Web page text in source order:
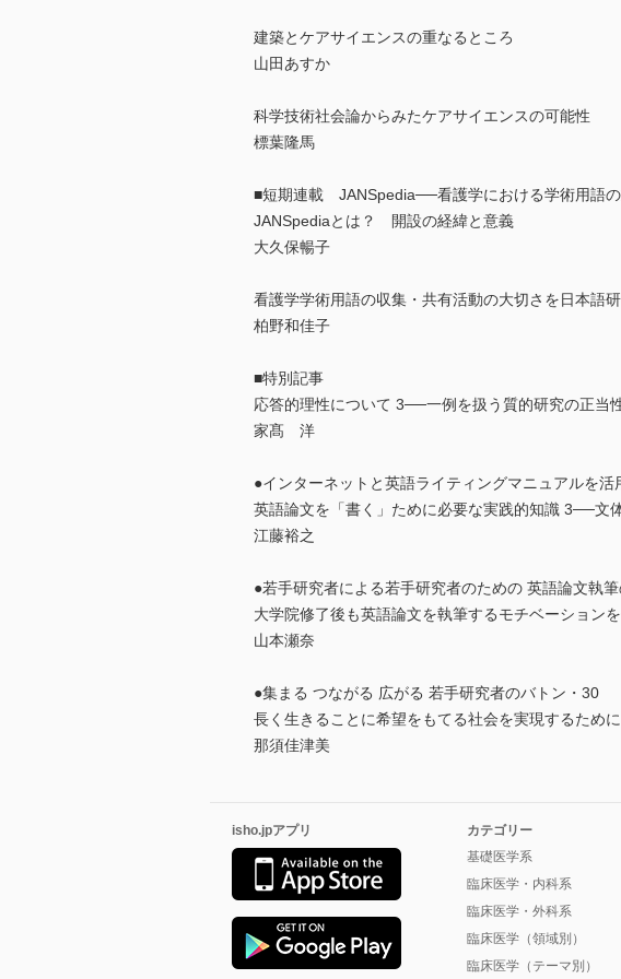
建築とケアサイエンスの重なるところ
山田あすか
科学技術社会論からみたケアサイエンスの可能性
標葉隆馬
■短期連載 JANSpedia──看護学における学術用語
JANSpediaとは？ 開設の経緯と意義
大久保暢子
看護学学術用語の収集・共有活動の大切さを日本語
柏野和佳子
■特別記事
応答的理性について 3──一例を扱う質的研究の正当
家髙 洋
●インターネットと英語ライティングマニュアルを
英語論文を「書く」ために必要な実践的知識 3──文
江藤裕之
●若手研究者による若手研究者のための 英語論文執
大学院修了後も英語論文を執筆するモチベーション
山本瀬奈
●集まる つながる 広がる 若手研究者のバトン・30
長く生きることに希望をもてる社会を実現するために
那須佳津美
isho.jpアプリ
カテゴリー
基礎医学系
臨床医学・内科系
臨床医学・外科系
臨床医学（領域別）
臨床医学（テーマ別）